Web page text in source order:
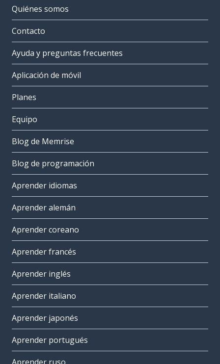
Quiénes somos
Contacto
Ayuda y preguntas frecuentes
Aplicación de móvil
Planes
Equipo
Blog de Memrise
Blog de programación
Aprender idiomas
Aprender alemán
Aprender coreano
Aprender francés
Aprender inglés
Aprender italiano
Aprender japonés
Aprender portugués